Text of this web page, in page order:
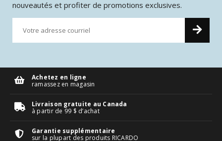
nouveautés et profiter de promotions exclusives.
Achetez en ligne
ramassez en magasin
Livraison gratuite au Canada
à partir de 99 $ d’achat
Garantie supplémentaire
sur la plupart des produits RICARDO